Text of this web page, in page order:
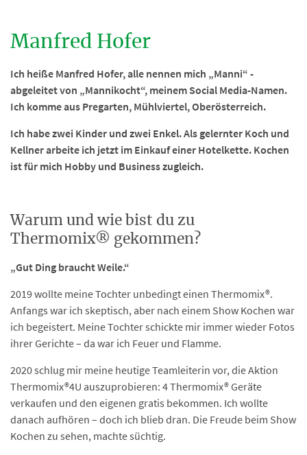
Manfred Hofer
Ich heiße Manfred Hofer, alle nennen mich „Manni“ -
abgeleitet von „Mannikocht“, meinem Social Media-Namen.
Ich komme aus Pregarten, Mühlviertel, Oberösterreich.
Ich habe zwei Kinder und zwei Enkel. Als gelernter Koch und
Kellner arbeite ich jetzt im Einkauf einer Hotelkette. Kochen
ist für mich Hobby und Business zugleich.
Warum und wie bist du zu
Thermomix® gekommen?
„Gut Ding braucht Weile.“
2019 wollte meine Tochter unbedingt einen Thermomix®.
Anfangs war ich skeptisch, aber nach einem Show Kochen war
ich begeistert. Meine Tochter schickte mir immer wieder Fotos
ihrer Gerichte – da war ich Feuer und Flamme.
2020 schlug mir meine heutige Teamleiterin vor, die Aktion
Thermomix®4U auszuprobieren: 4 Thermomix® Geräte
verkaufen und den eigenen gratis bekommen. Ich wollte
danach aufhören – doch ich blieb dran. Die Freude beim Show
Kochen zu sehen, machte süchtig.